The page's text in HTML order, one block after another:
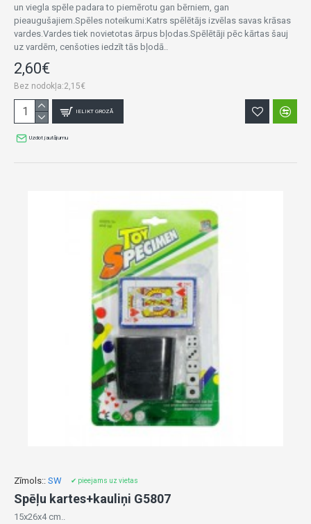
un viegla spēle padara to piemērotu gan bērniem, gan
pieaugušajiem.Spēles noteikumi:Katrs spēlētājs izvēlas savas krāsas
vardes.Vardes tiek novietotas ārpus bļodas.Spēlētāji pēc kārtas šauj
uz vardēm, cenšoties iedzīt tās bļodā..
2,60€
Bez nodokļa:2,15€
IELIKT GROZĀ
Uzdot jautājumu
Zīmols:: SW ✔ pieejams uz vietas
Spēļu kartes+kauliņi G5807
15x26x4 cm..